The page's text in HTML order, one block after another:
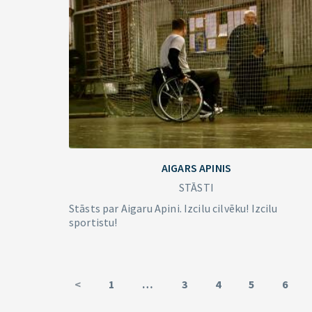
AIGARS APINIS
STĀSTI
Stāsts par Aigaru Apini. Izcilu cilvēku! Izcilu
sportistu!
< 1 … 3 4 5 6